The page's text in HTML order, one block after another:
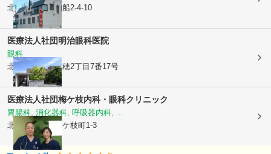
北海道小樽市 入船2-4-10
医療法人社団明治眼科医院
眼科
北海道小樽市稲穂2丁目7番17号
医療法人社団梅ケ枝内科・眼科クリニック
胃腸科, 消化器科, 呼吸器内科, ...
北海道小樽市
梅ケ枝町1-3